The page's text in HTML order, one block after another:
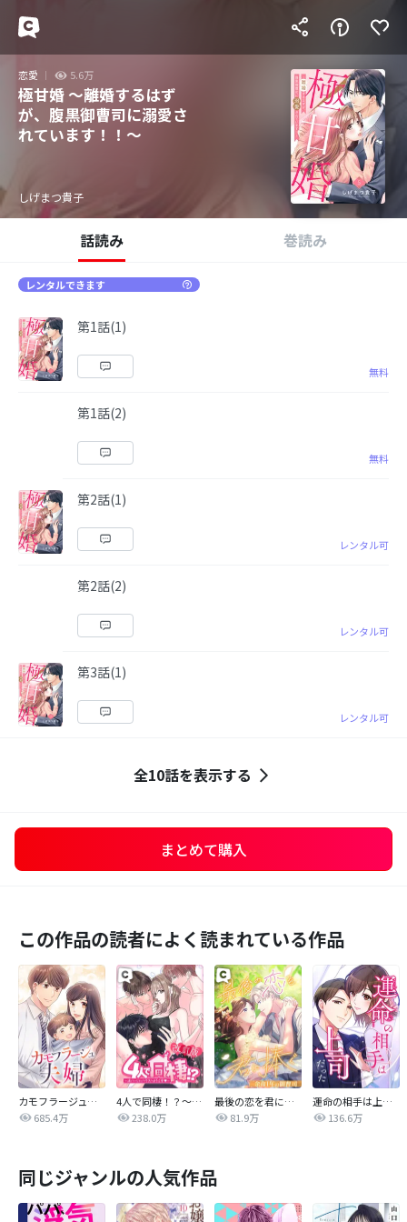
恋愛 5.6万
極甘婚 ～離婚するはず
が、腹黒御曹司に溺愛さ
れています！！～
しげまつ貴子
話読み 巻読み
レンタルできます
第1話(1)
無料
第1話(2)
無料
第2話(1)
レンタル可
第2話(2)
レンタル可
第3話(1)
レンタル可
全10話を表示する
まとめて購入
この作品の読者によく読まれている作品
カモフラージュ夫婦
685.4万
4人で同棲！？～逆ハーレムハウスへようこそ♥～【改訂版】
238.0万
最後の恋を君に捧ぐ～余命1年の御曹司～
81.9万
運命の相手は上司だった
136.6万
同じジャンルの人気作品